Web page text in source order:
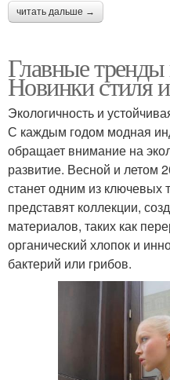
читать дальше →
Главные тренды
Новинки стиля
Экологичность и
С каждым годом модная
обращает внимание на
развитие. Весной и летом
станет одним из ключевых
представят коллекции,
материалов, таких как
органический хлопок и
бактерий или грибов.